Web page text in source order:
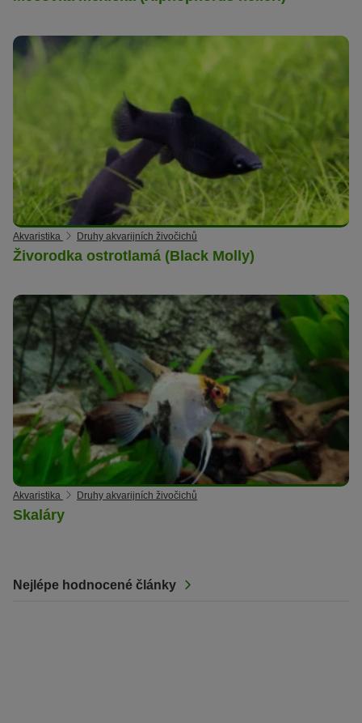
Akvaristika Druhy akvarijních živočichů
Živorodka ostrotlamá (Black Molly)
Akvaristika Druhy akvarijních živočichů
Skaláry
Nejlépe hodnocené články